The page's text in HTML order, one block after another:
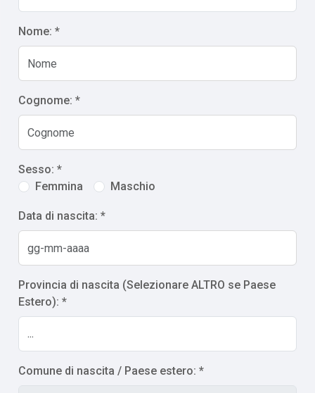
Nome: *
Cognome: *
Sesso: *
Femmina
Maschio
Data di nascita: *
Provincia di nascita (Selezionare ALTRO se Paese
Estero): *
Comune di nascita / Paese estero: *